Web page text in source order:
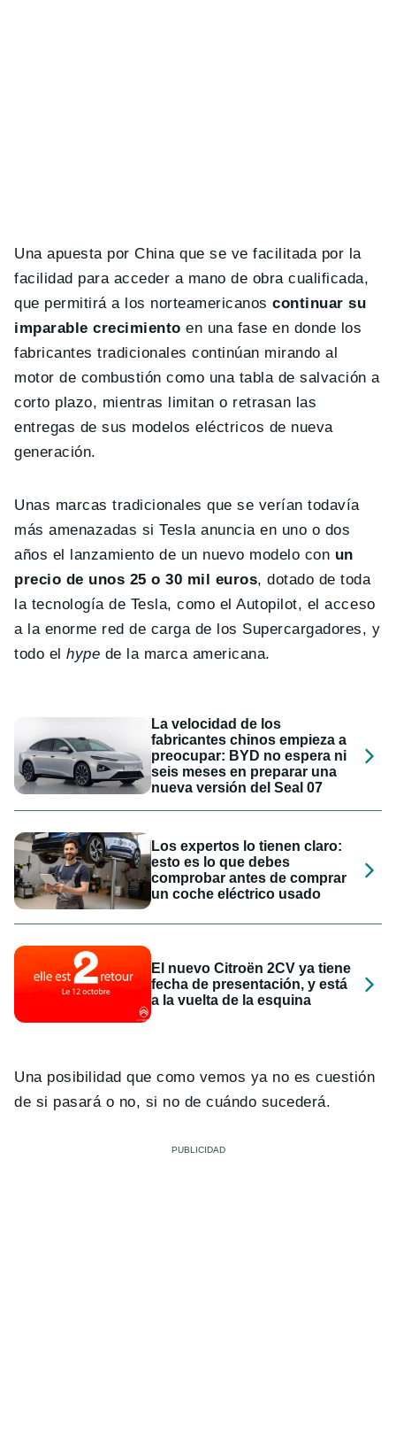
Una apuesta por China que se ve facilitada por la
facilidad para acceder a mano de obra cualificada,
que permitirá a los norteamericanos continuar su
imparable crecimiento en una fase en donde los
fabricantes tradicionales continúan mirando al
motor de combustión como una tabla de salvación a
corto plazo, mientras limitan o retrasan las
entregas de sus modelos eléctricos de nueva
generación.
Unas marcas tradicionales que se verían todavía
más amenazadas si Tesla anuncia en uno o dos
años el lanzamiento de un nuevo modelo con un
precio de unos 25 o 30 mil euros, dotado de toda
la tecnología de Tesla, como el Autopilot, el acceso
a la enorme red de carga de los Supercargadores, y
todo el hype de la marca americana.
La velocidad de los
fabricantes chinos empieza a
preocupar: BYD no espera ni
seis meses en preparar una
nueva versión del Seal 07
Los expertos lo tienen claro:
esto es lo que debes
comprobar antes de comprar
un coche eléctrico usado
El nuevo Citroën 2CV ya tiene
fecha de presentación, y está
a la vuelta de la esquina
Una posibilidad que como vemos ya no es cuestión
de si pasará o no, si no de cuándo sucederá.